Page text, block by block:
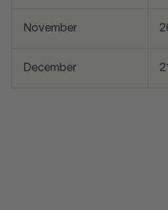
November
December